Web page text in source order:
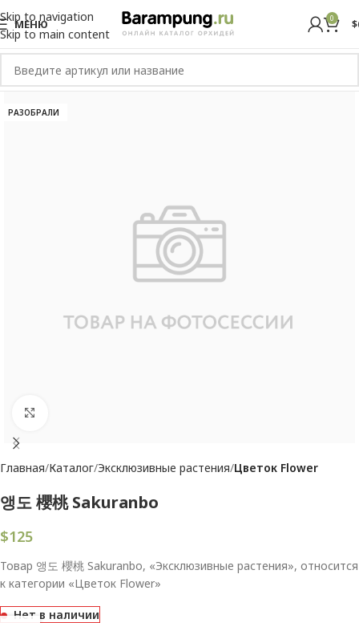
Skip to navigation
Skip to main content
МЕНЮ 0 $
РАЗОБРАЛИ
Главная Каталог Эксклюзивные растения Цветок Flower
앵도 櫻桃 Sakuranbo
$125
Товар 앵도 櫻桃 Sakuranbo, «Эксклюзивные растения», относится
к категории «Цветок Flower»
Нет в наличии